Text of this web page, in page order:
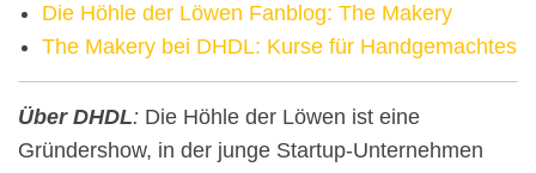
Die Höhle der Löwen Fanblog: The Makery
The Makery bei DHDL: Kurse für Handgemachtes
Über DHDL: Die Höhle der Löwen ist eine
Gründershow, in der junge Startup-Unternehmen